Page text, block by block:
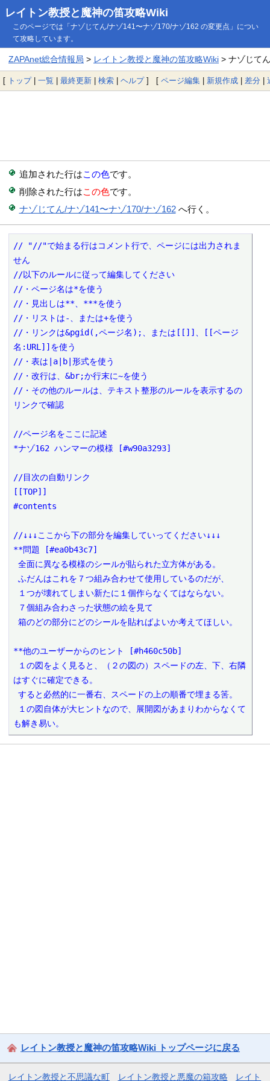
レイトン教授と魔神の笛攻略Wiki
このページでは「ナゾじてん/ナゾ141〜ナゾ170/ナゾ162 の変更点」につい
て攻略しています。
ZAPAnet総合情報局 > レイトン教授と魔神の笛攻略Wiki> ナゾじて
[ トップ| 一覧 | 最終更新 | 検索 | ヘルプ] [ ページ編集 | 新規作成 | 差分 |
追加された行はこの色です。
削除された行はこの色です。
ナゾじてん/ナゾ141〜ナゾ170/ナゾ162へ行く。
// "//"で始まる行はコメント行で、ページには出力されま
せん
//以下のルールに従って編集してください
//・ページ名は*を使う
//・見出しは**、***を使う
//・リストは-、または+を使う
//・リンクは&pgid(,ページ名);、または[[]]、[[ページ
名:URL]]を使う
//・表は|a|b|形式を使う
//・改行は、&br;か行末に~を使う
//・その他のルールは、テキスト整形のルールを表示するの
リンクで確認
//ページ名をここに記述
*ナゾ162 ハンマーの模様 [#w90a3293]
//目次の自動リンク
[[TOP]]
#contents
//↓↓↓ここから下の部分を編集していってください↓↓↓
**問題 [#ea0b43c7]
全面に異なる模様のシールが貼られた立方体がある。
ふだんはこれを７つ組み合わせて使用しているのだが、
箱のどの部分にどのシールを貼ればよいか考えてほしい。
**他のユーザーからのヒント [#h460c50b]
はすぐに確定できる。
すると必然的に一番右、スペードの上の順番で埋まる筈。
も解き易い。
レイトン教授と魔神の笛攻略Wiki トップページに戻る
レイトン教授と不思議な町 レイトン教授と悪魔の箱攻略 レイト